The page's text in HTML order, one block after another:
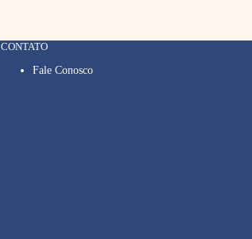
CONTATO
Fale Conosco